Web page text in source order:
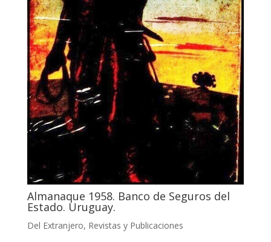
Almanaque 1958. Banco de Seguros del
Estado. Uruguay.
Del Extranjero, Revistas y Publicaciones